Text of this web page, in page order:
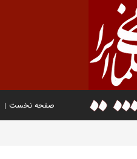
صفحه نخست